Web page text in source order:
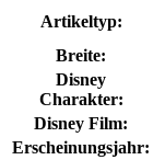
Artikeltyp:
Breite:
Disney
Charakter:
Disney Film:
Erscheinungsjahr: